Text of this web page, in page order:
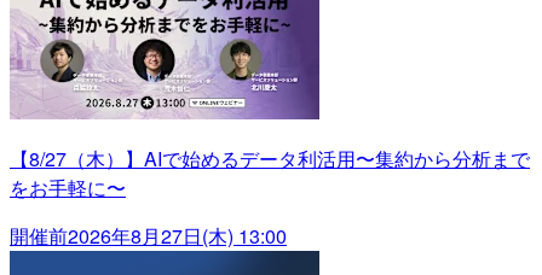
【8/27（木）】AIで始めるデータ利活用〜集約から分析まで
をお手軽に〜
開催前2026年8月27日(木) 13:00